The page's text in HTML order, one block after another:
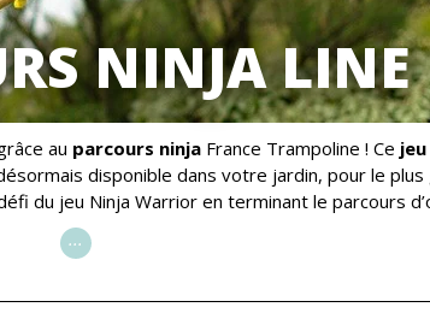
NINJA LINE
au parcours ninja France Trampoline ! Ce
disponible dans votre jardin, pour le
du jeu Ninja Warrior en terminant le parcours
...